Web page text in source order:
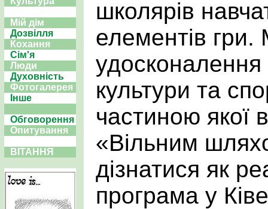
Мій дім
Дозвілля
Кохання
Сім'я
Люди
Духовність
Фотогалерея
Інше
Обговорення
Опитування
ВІТАННЯ
школярів
елементів
удосконалення
культури та
частиною якої
«Вільним
дізнатися як
програма у